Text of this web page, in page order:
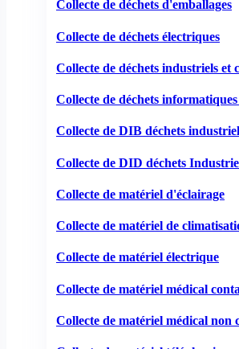
Collecte de déchets d'emballages
Collecte de déchets électriques
Collecte de déchets industriels et
Collecte de déchets
Collecte de DIB déchets
Collecte de DID déchets
Collecte de matériel d'éclairage
Collecte de matériel de
Collecte de matériel électrique
Collecte de matériel médical
Collecte de matériel médical non